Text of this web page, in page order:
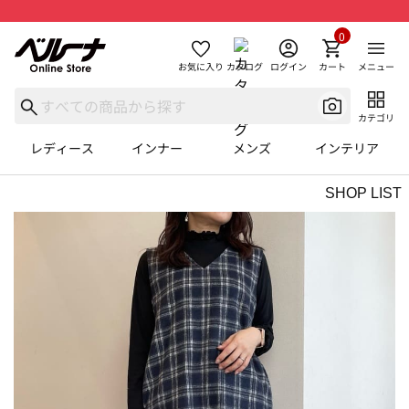
お気に入り カタログ ログイン カート
0
メニュー
カテゴリ
レディース インナー メンズ インテリア
SHOP LIST